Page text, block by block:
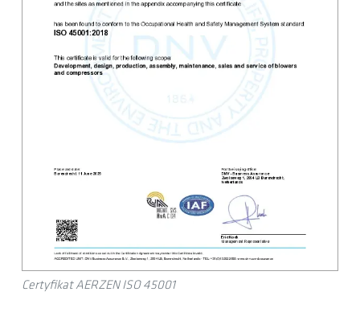
Certyfikat AERZEN ISO 45001